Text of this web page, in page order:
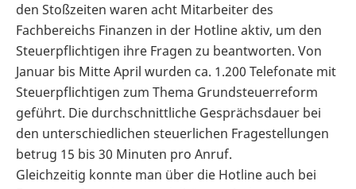
den Stoßzeiten waren acht Mitarbeiter des
Fachbereichs Finanzen in der Hotline aktiv, um den
Steuerpflichtigen ihre Fragen zu beantworten. Von
Januar bis Mitte April wurden ca. 1.200 Telefonate mit
Steuerpflichtigen zum Thema Grundsteuerreform
geführt. Die durchschnittliche Gesprächsdauer bei
den unterschiedlichen steuerlichen Fragestellungen
betrug 15 bis 30 Minuten pro Anruf.
Gleichzeitig konnte man über die Hotline auch bei